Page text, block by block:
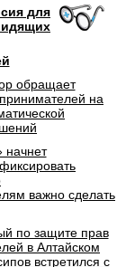
для
обращает
на
начнет
важно сделать
по защите прав
в Алтайском
встретился с